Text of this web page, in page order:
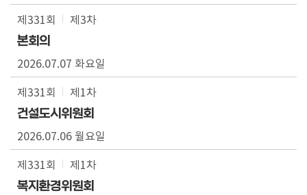
제331회
제3차
본회의
2026.07.07 화요일
제331회
제1차
건설도시위원회
2026.07.06 월요일
제331회
제1차
복지환경위원회